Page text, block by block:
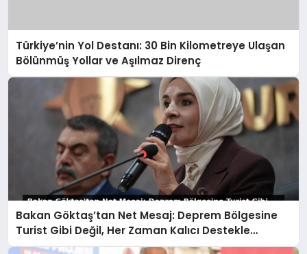
Türkiye’nin Yol Destanı: 30 Bin Kilometreye Ulaşan
Bölünmüş Yollar ve Aşılmaz Direnç
Bakan Göktaş’tan Net Mesaj: Deprem Bölgesine
Turist Gibi Değil, Her Zaman Kalıcı Destekle
Gidiyoruz!